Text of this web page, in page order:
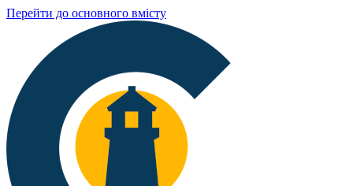
Перейти до основного вмісту